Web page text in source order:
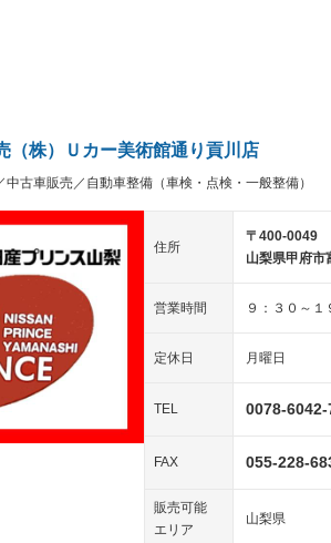
トロール
－ 展示・試乗車 － 電動格納ミラー
チェンジャー
HID(キセノンライト) － ポータブルナビ
－ エアロ スマートキー
－ パワーシート
－ チップアップシート オットマン
ウォークスルー 後席モニター
－ シートエアコン
－ エアサスペンション
（株）Ｕカー美術館通り貢川店
古車販売／自動車整備（車検・点検・一般整備）
住所
〒400-0049
山梨県甲府市
営業時間 ９：３０～１
定休日 月曜日
TEL 0078-6042-
FAX 055-228-
販売可能
エリア
山梨県